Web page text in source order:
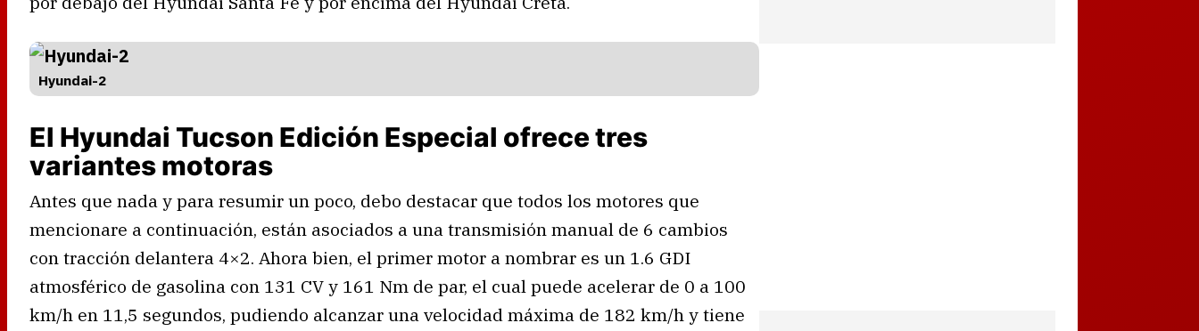
Hyundai-2
El Hyundai Tucson Edición Especial ofrece tres
variantes motoras
Antes que nada y para resumir un poco, debo destacar que todos los motores que
mencionare a continuación, están asociados a una transmisión manual de 6 cambios
con tracción delantera 4×2. Ahora bien, el primer motor a nombrar es un 1.6 GDI
atmosférico de gasolina con 131 CV y 161 Nm de par, el cual puede acelerar de 0 a 100
km/h en 11,5 segundos, pudiendo alcanzar una velocidad máxima de 182 km/h y tiene